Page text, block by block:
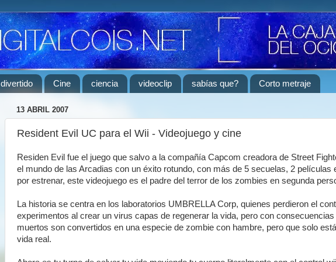
divertido Cine ciencia videoclip sabías que? Corto metraje
13 ABRIL 2007
Resident Evil UC para el Wii - Videojuego y cine
Residen Evil fue el juego que salvo a la compañía Capcom creadora de Street
el mundo de las Arcadias con un éxito rotundo, con más de 5 secuelas, 2 películas
por estrenar, este videojuego es el padre del terror de los zombies en segunda
La historia se centra en los laboratorios UMBRELLA Corp, quienes perdieron el
experimentos al crear un virus capas de regenerar la vida, pero con
muertos son convertidos en una especie de zombie con hambre, pero que solo
vida real.